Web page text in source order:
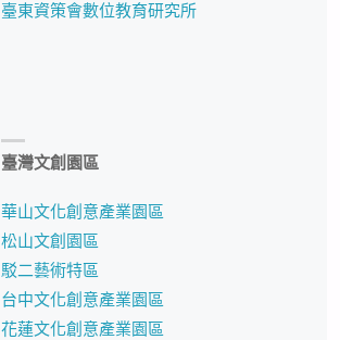
臺東資策會數位教育研究所
臺灣文創園區
華山文化創意產業園區
松山文創園區
駁二藝術特區
台中文化創意產業園區
花蓮文化創意產業園區